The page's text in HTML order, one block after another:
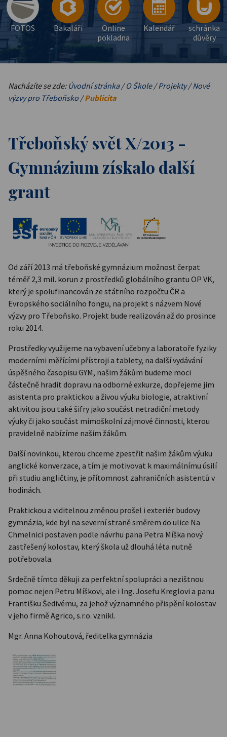
FOTOS Bakaláři
Online
pokladna
Kalendář
schránka
důvěry
Nacházíte se zde: Úvodní stránka/O Škole/Projekty/Nové
výzvy pro Třeboňsko /Publicita
Třeboňský svět X/2013 -
Gymnázium získalo další
grant
Od září 2013 má třeboňské gymnázium možnost čerpat
téměř 2,3 mil. korun z prostředků globálního grantu OP VK,
který je spolufinancován ze státního rozpočtu ČR a
Evropského sociálního fongu, na projekt s názvem Nové
výzvy pro Třeboňsko. Projekt bude realizován až do prosince
roku 2014.
Prostředky využijeme na vybavení učebny a laboratoře fyziky
moderními měřícími přístroji a tablety, na další vydávání
úspěšného časopisu GYM, našim žákům budeme moci
částečně hradit dopravu na odborné exkurze, dopřejeme jim
asistenta pro praktickou a živou výuku biologie, atraktivní
aktivitou jsou také šifry jako součást netradiční metody
výuky či jako součást mimoškolní zájmové činnosti, kterou
pravidelně nabízíme našim žákům.
Další novinkou, kterou chceme zpestřit našim žákům výuku
anglické konverzace, a tím je motivovat k maximálnímu úsilí
při studiu angličtiny, je přítomnost zahraničních asistentů v
hodinách.
Praktickou a viditelnou změnou prošel i exteriér budovy
gymnázia, kde byl na severní straně směrem do ulice Na
Chmelnici postaven podle návrhu pana Petra Míška nový
zastřešený kolostav, který škola už dlouhá léta nutně
potřebovala.
Srdečně tímto děkuji za perfektní spolupráci a nezištnou
pomoc nejen Petru Míškovi, ale i Ing. Josefu Kreglovi a panu
Františku Šedivému, za jehož významného přispění kolostav
v jeho firmě Agrico, s.r.o. vznikl.
Mgr. Anna Kohoutová, ředitelka gymnázia